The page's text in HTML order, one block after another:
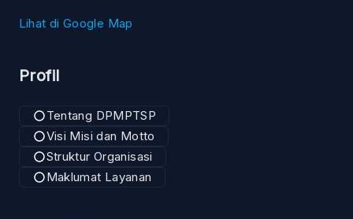
Lihat di Google Map
Profil
Tentang DPMPTSP
Visi Misi dan Motto
Struktur Organisasi
Maklumat Layanan